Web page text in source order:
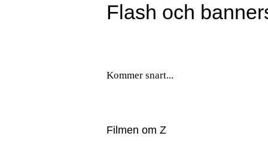
Flash och
Kommer snart...
Filmen om Z